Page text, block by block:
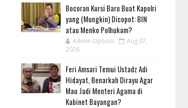
Bocoran Kursi Baru Buat Kapolri
yang (Mungkin) Dicopot: BIN
atau Menko Polhukam?
Admin Oposisi
Aug 07,
2026
Feri Amsari Temui Ustadz Adi
Hidayat, Benarkah Dirayu Agar
Mau Jadi Menteri Agama di
Kabinet Bayangan?